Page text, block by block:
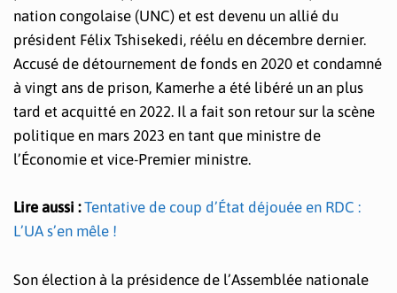
nation congolaise (UNC) et est devenu un allié du
président Félix Tshisekedi, réélu en décembre dernier.
Accusé de détournement de fonds en 2020 et condamné
à vingt ans de prison, Kamerhe a été libéré un an plus
tard et acquitté en 2022. Il a fait son retour sur la scène
politique en mars 2023 en tant que ministre de
l’Économie et vice-Premier ministre.
Lire aussi :Tentative de coup d’État déjouée en RDC :
L’UA s’en mêle !
Son élection à la présidence de l’Assemblée nationale